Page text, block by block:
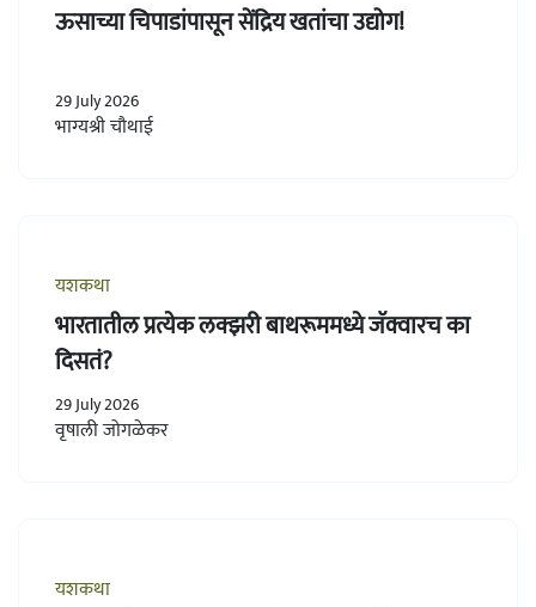
ऊसाच्या चिपाडांपासून सेंद्रिय खतांचा उद्योग!
29 July 2026
भाग्यश्री चौथाई
यशकथा
भारतातील प्रत्येक लक्झरी बाथरूममध्ये जॅक्वारच का
दिसतं?
29 July 2026
वृषाली जोगळेकर
यशकथा